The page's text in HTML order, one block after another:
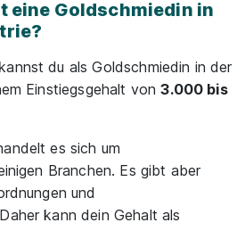
eine Goldschmiedin in
du als Goldschmiedin in der
Einstiegsgehalt von3.000 bis
es sich um
Branchen. Es gibt aber
und
kann dein Gehalt als